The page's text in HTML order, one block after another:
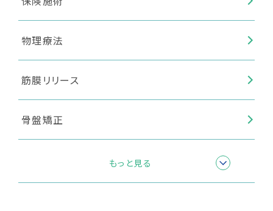
物理療法
筋膜リリース
骨盤矯正
もっと見る